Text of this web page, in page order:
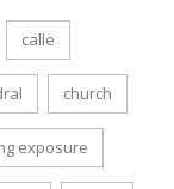
calle
church
exposure